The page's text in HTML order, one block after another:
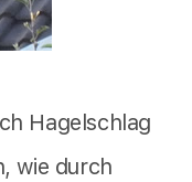
Hagelschlag
wie durch